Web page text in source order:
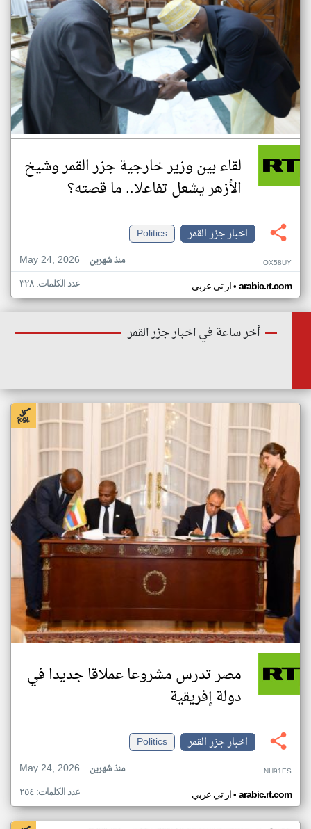
لقاء بين وزير خارجية جزر القمر وشيخ
الأزهر يشعل تفاعلا.. ما قصته؟
اخبار جزر القمر
Politics
May 24, 2026
منذ شهرين OX58UY
ار تي عربي• arabic.rt.com عدد الكلمات: ٣٢٨
أخر ساعة في اخبار جزر القمر
مصر تدرس مشروعا عملاقا جديدا في
دولة إفريقية
اخبار جزر القمر
Politics
May 24, 2026
منذ شهرين NH91ES
ار تي عربي• arabic.rt.com عدد الكلمات: ٢٥٤